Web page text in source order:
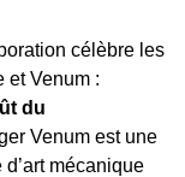
célèbre les
et Venum :
du
Venum est une
mécanique